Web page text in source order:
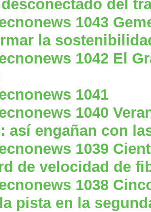
del
1043
la
1042 El
1041
1040
así engañan con
1039
de velocidad de
1038
pista en la